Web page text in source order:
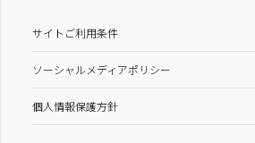
サイトご利用条件
ソーシャルメディアポリシー
個人情報保護方針